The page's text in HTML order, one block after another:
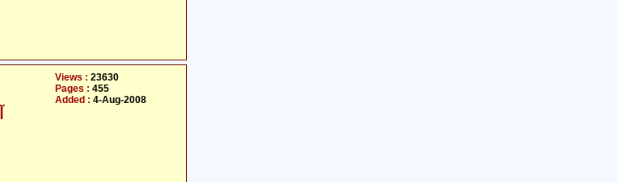
Views : 23630
Pages : 455
Added : 4-Aug-2008